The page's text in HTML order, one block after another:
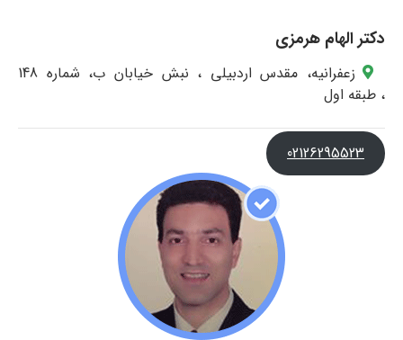
دکتر الهام هرمزی
زعفرانیه، مقدس اردبیلی ، نبش خیابان ب، شماره 148
، طبقه اول
02126295523